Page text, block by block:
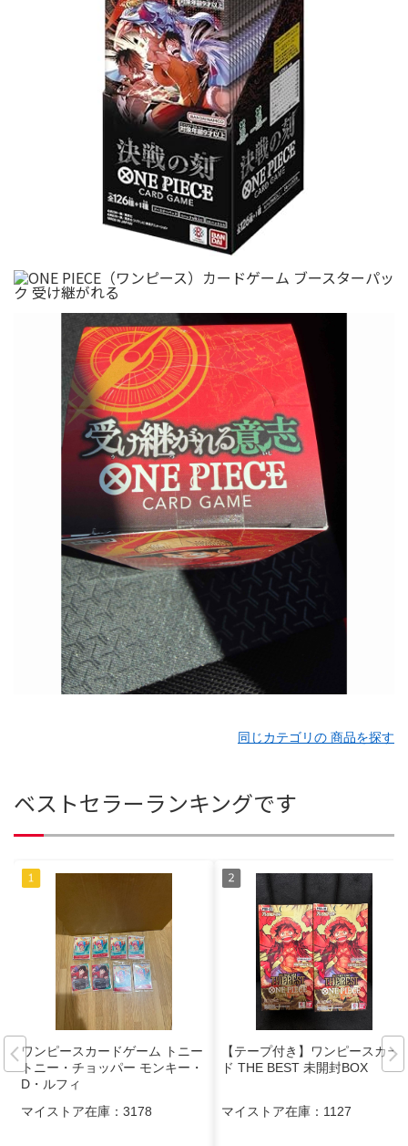
同じカテゴリの 商品を探す
ベストセラーランキングです
ワンピースカードゲーム トニー
トニー・チョッパー モンキー・
D・ルフィ
マイストア在庫： 3178
【テープ付き】ワンピースカー
ド THE BEST 未開封BOX
マイストア在庫： 1127